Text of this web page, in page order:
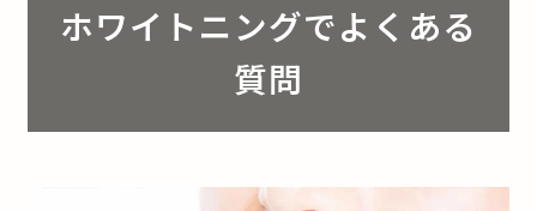
ホワイトニングでよくある
質問